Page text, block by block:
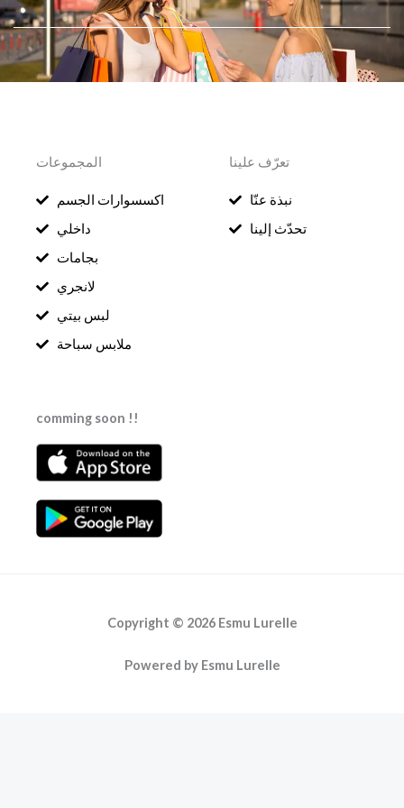
Skip
to
content
المجموعات
اكسسوارات الجسم
داخلي
بجامات
لانجري
لبس بيتي
ملابس سباحة
تعرّف علينا
نبذة عنّا
تحدّث إلينا
comming soon !!
Copyright © 2026 Esmu Lurelle
Powered by Esmu Lurelle